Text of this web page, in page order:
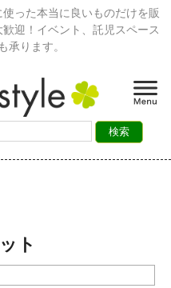
った本当に良いものだけを販
迎！イベント、託児スペース
承ります。
ト